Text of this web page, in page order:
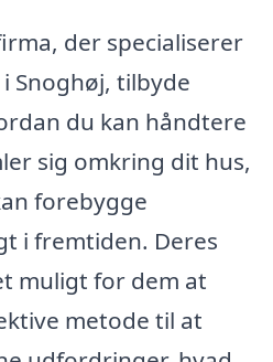
der specialiserer
Snoghøj, tilbyde
du kan håndtere
sig omkring dit hus,
forebygge
i fremtiden. Deres
muligt for dem at
metode til at